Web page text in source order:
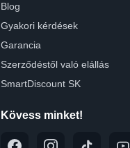
Blog
Gyakori kérdések
Garancia
Szerződéstől való elállás
SmartDiscount SK
Kövess minket!